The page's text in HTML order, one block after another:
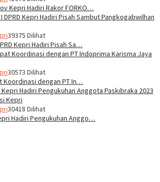
Kepri Hadiri Rakor FORKO…
39375 Dilihat
Kepri Hadiri Pisah Sa…
30573 Dilihat
Koordinasi dengan PT In…
30418 Dilihat
Hadiri Pengukuhan Anggo…